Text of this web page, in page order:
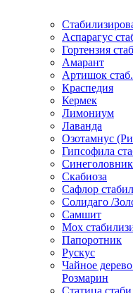
Аспарагус
Гортензия
Амарант
Артишок стаб.
Краспедия
Кермек
Лимониум
Лаванда
Озотамнус
Гипсофила
Синеголовник
Скабиоза
Сафлор
Солидаго /
Самшит
Мох
Папоротник
Рускус
Чайное
Розмарин
Статица